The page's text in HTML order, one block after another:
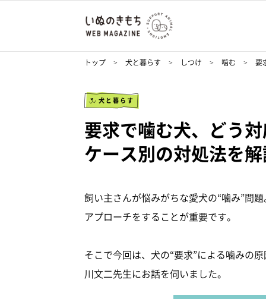
トップ 犬と暮らす しつけ 噛む 要
犬と暮らす
要求で噛む犬、どう
ケース別の対処法を
飼い主さんが悩みがちな愛犬の“噛み”問
アプローチをすることが重要です。
そこで今回は、犬の“要求”による噛みの
川文二先生にお話を伺いました。